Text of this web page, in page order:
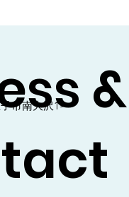
&
市南大沢1-